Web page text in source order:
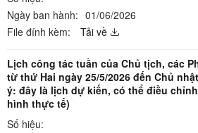
Ngày ban hành: 01/06/2026
File đính kèm:
Tải về
Lịch công tác tuần của Chủ tịch, các
từ thứ Hai ngày 25/5/2026 đến Chủ
ý: đây là lịch dự kiến, có thể điều
hình thực tế)
Số hiệu: